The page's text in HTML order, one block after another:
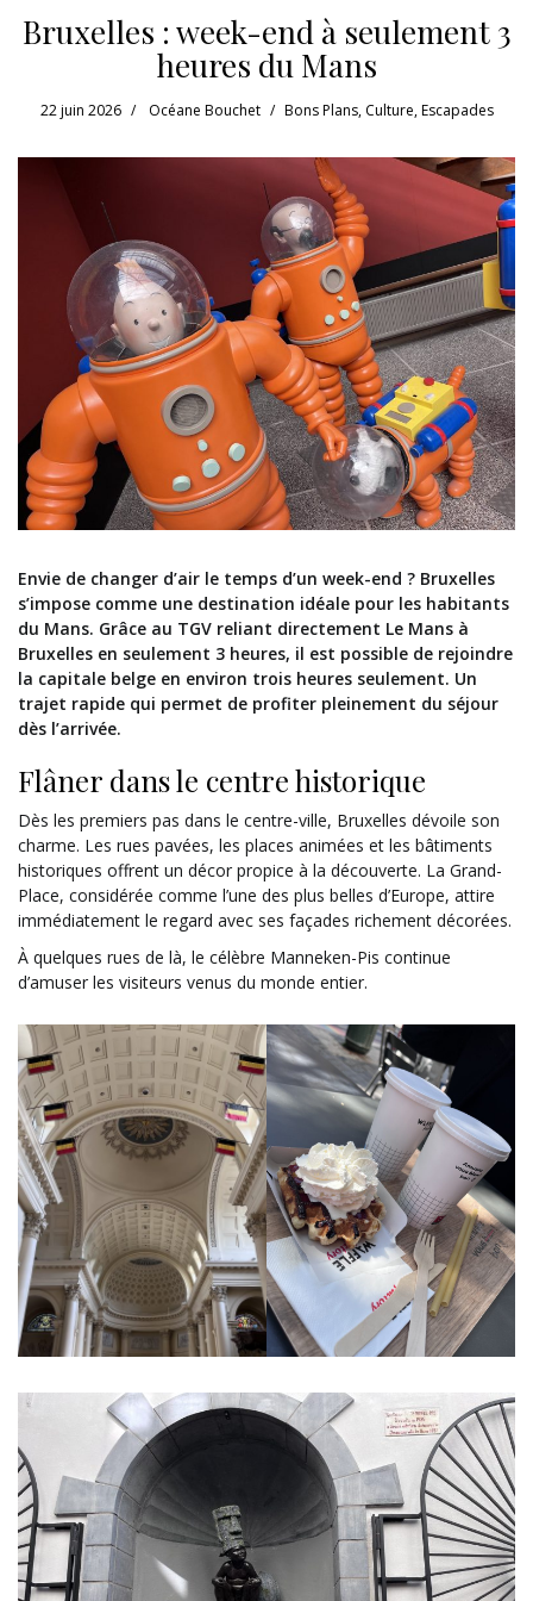
Bruxelles : week-end à seulement 3
heures du Mans
22 juin 2026 Océane Bouchet Bons Plans, Culture,Escapades
Envie de changer d’air le temps d’un week-end ? Bruxelles
s’impose comme une destination idéale pour les habitants
du Mans. Grâce au TGV reliant directement Le Mans à
Bruxelles en seulement 3 heures, il est possible de rejoindre
la capitale belge en environ trois heures seulement. Un
trajet rapide qui permet de profiter pleinement du séjour
dès l’arrivée.
Flâner dans le centre historique
Dès les premiers pas dans le centre-ville, Bruxelles dévoile son
charme. Les rues pavées, les places animées et les bâtiments
historiques offrent un décor propice à la découverte. La Grand-
Place, considérée comme l’une des plus belles d’Europe, attire
immédiatement le regard avec ses façades richement décorées.
À quelques rues de là, le célèbre Manneken-Pis continue
d’amuser les visiteurs venus du monde entier.